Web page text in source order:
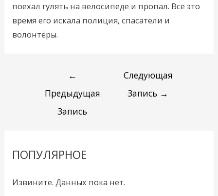
поехал гулять на велосипеде и пропал. Все это
время его искала полиция, спасатели и
волонтёры.
←
Предыдущая
Запись
Следующая
Запись →
ПОПУЛЯРНОЕ
Извините. Данных пока нет.